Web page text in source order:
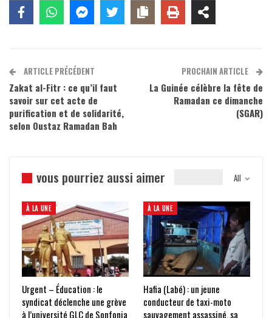
ARTICLE PRÉCÉDENT
Zakat al-Fitr : ce qu’il faut
savoir sur cet acte de
purification et de solidarité,
selon Oustaz Ramadan Bah
PROCHAIN ARTICLE
La Guinée célèbre la fête de
Ramadan ce dimanche
(SGAR)
All
vous pourriez aussi aimer
À LA UNE
Urgent – Éducation : le
syndicat déclenche une grève
à l’université GLC de Sonfonia
À LA UNE
Hafia (Labé) : un jeune
conducteur de taxi-moto
sauvagement assassiné, sa